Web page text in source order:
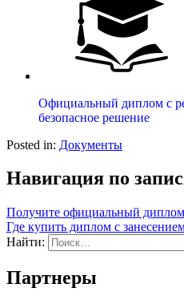
Официальный диплом с
безопасное решение
Posted in: Документы
Навигация по
Получите официальный диплом
Где купить диплом с
Найти:
Партнеры